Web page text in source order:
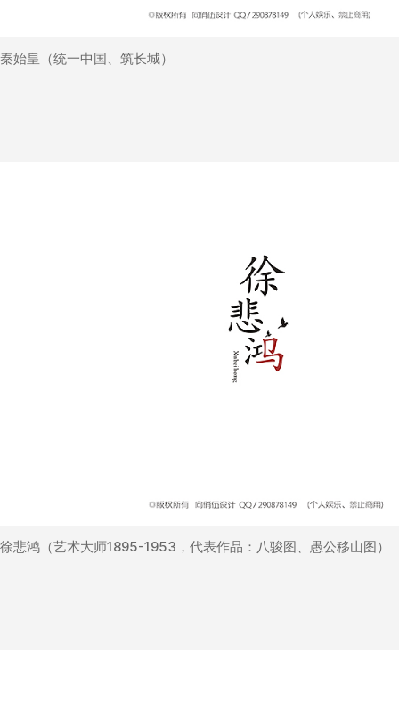
秦始皇（统一中国、筑长城）
徐悲鸿（艺术大师1895-1953，代表作品：八骏图、愚公移山图）